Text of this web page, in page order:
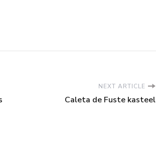
NEXT ARTICLE
Caleta de Fuste kasteel